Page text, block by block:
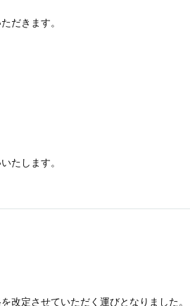
だきます。
たします。
改定させていただく運びとなりました。